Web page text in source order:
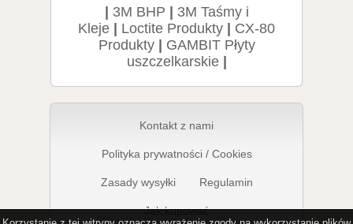
3M BHP
3M Taśmy i
Kleje
Loctite Produkty
CX-80
Produkty| GAMBIT Płyty
uszczelkarskie|
Kontakt z nami
Polityka prywatności / Cookies
Zasady wysyłki Regulamin
Jak kupować